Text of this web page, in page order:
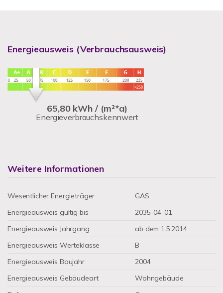
Energieausweis (Verbrauchsausweis)
65,80 kWh / (m²*a)
Energieverbrauchskennwert
Weitere Informationen
Wesentlicher Energieträger
GAS
Energieausweis gültig bis
2035-04-01
Energieausweis Jahrgang
ab dem 1.5.2014
Energieausweis Werteklasse
B
Energieausweis Baujahr
2004
Energieausweis Gebäudeart
Wohngebäude